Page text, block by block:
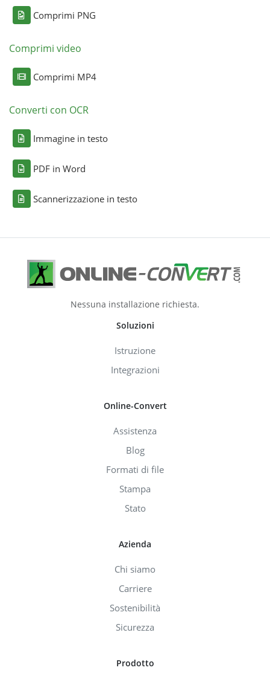
Comprimi PNG
Comprimi video
Comprimi MP4
Converti con OCR
Immagine in testo
PDF in Word
Scannerizzazione in testo
Nessuna installazione richiesta.
Soluzioni
Istruzione
Integrazioni
Online-Convert
Assistenza
Blog
Formati di file
Stampa
Stato
Azienda
Chi siamo
Carriere
Sostenibilità
Sicurezza
Prodotto